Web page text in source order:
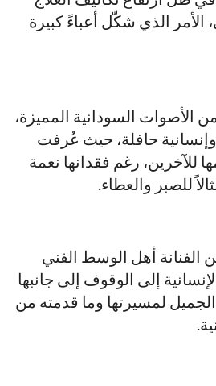
الأمر الذي شكّل أعباءً كبيرة
الأصوات السودانية المميزة،
حافلة، حيث عُرفت
للآخرين، رغم فقدانها نعمة
للصبر والعطاء.
أهل الوسط الفني
إلى الوقوف إلى جانبها
لمسيرتها وما قدمته من